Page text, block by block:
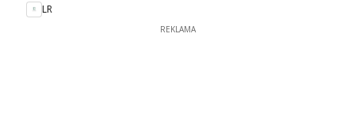
LR
REKLAMA